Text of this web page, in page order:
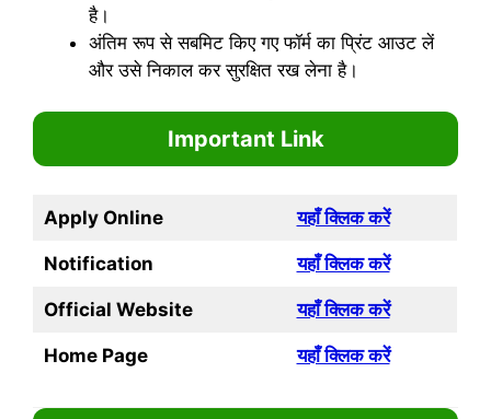
है।
अंतिम रूप से सबमिट किए गए फॉर्म का प्रिंट आउट लें
और उसे निकाल कर सुरक्षित रख लेना है।
Important Link
Apply Online यहाँ क्लिक करें
Notification यहाँ क्लिक करें
Official Website यहाँ क्लिक करें
Home Page यहाँ क्लिक करें